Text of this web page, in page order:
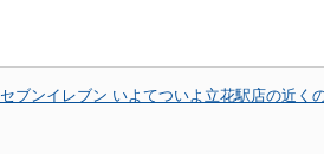
セブンイレブン いよてついよ立花駅店の近く